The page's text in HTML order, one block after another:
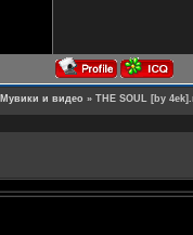
Мувики и видео » THE SOUL [by